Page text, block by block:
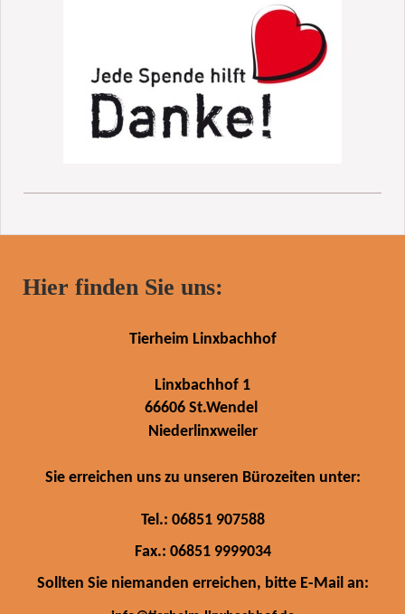
Hier finden Sie uns:
Tierheim Linxbachhof
Linxbachhof 1
66606 St.Wendel
Niederlinxweiler
Sie erreichen uns zu unseren Bürozeiten unter:
Tel.: 06851 907588
Fax.: 06851 9999034
Sollten Sie niemanden erreichen, bitte E-Mail an: